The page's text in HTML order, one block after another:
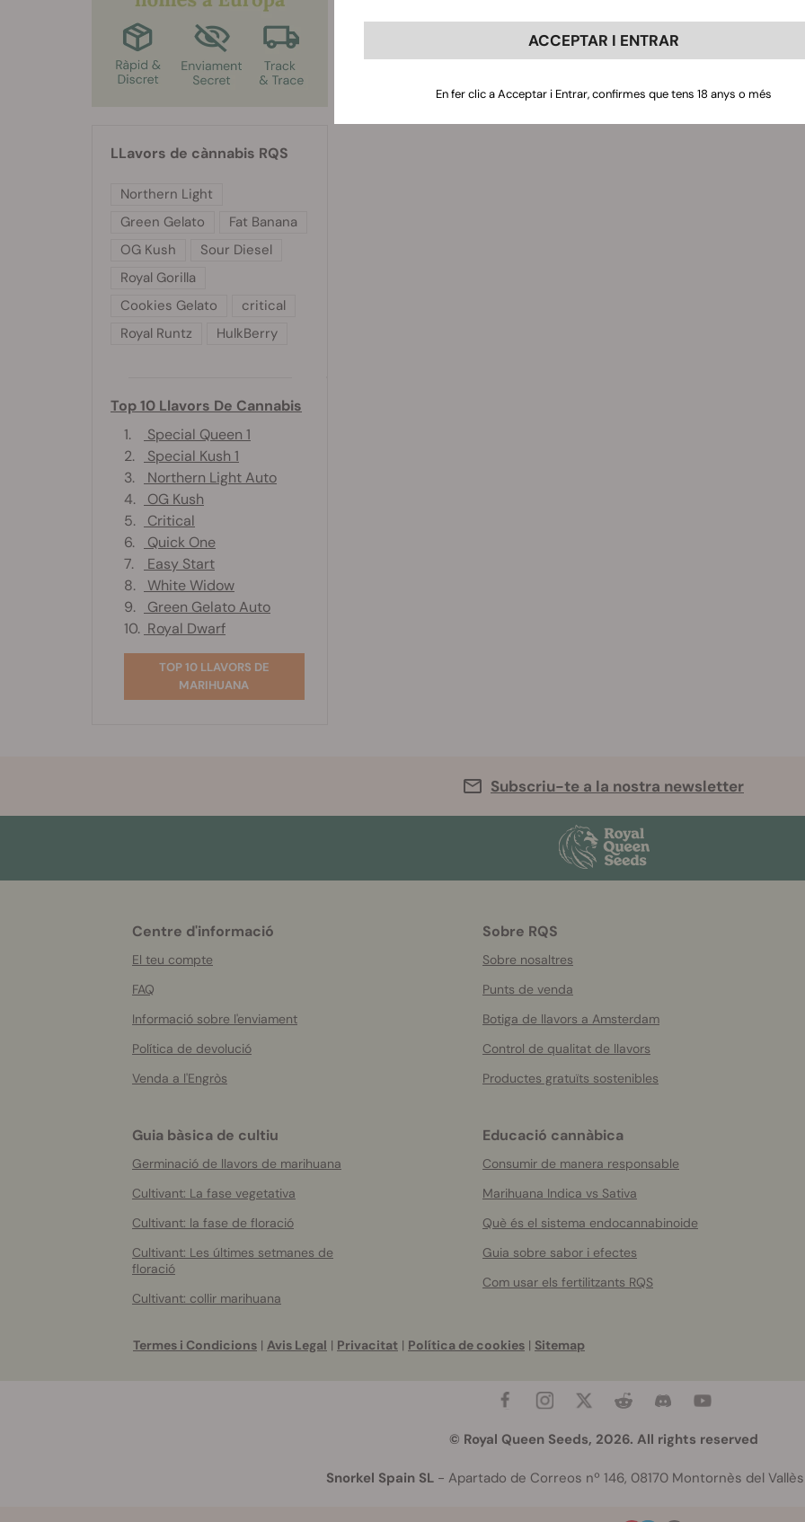
LLavors de cànnabis RQS
Northern Light
Green Gelato
Fat Banana
OG Kush
Sour Diesel
Royal Gorilla
Cookies Gelato
critical
Royal Runtz
HulkBerry
Top 10 Llavors De Cannabis
1.
Special Queen 1
2.
Special Kush 1
3.
Northern Light Auto
4.
OG Kush
5.
Critical
6.
Quick One
7.
Easy Start
8.
White Widow
9.
Green Gelato Auto
10. Royal Dwarf
TOP 10 LLAVORS DE
MARIHUANA
Subscriu-te a la nostra newsletter
Centre d'informació
El teu compte
FAQ
Informació sobre l'enviament
Política de devolució
Venda a l'Engròs
Sobre RQS
Sobre nosaltres
Punts de venda
Botiga de llavors a Amsterdam
Control de qualitat de llavors
Productes gratuïts sostenibles
Guia bàsica de cultiu
Germinació de llavors de marihuana
Cultivant: La fase vegetativa
Cultivant: la fase de floració
Cultivant: Les últimes setmanes de
floració
Cultivant: collir marihuana
Educació cannàbica
Consumir de manera responsable
Marihuana Indica vs Sativa
Què és el sistema endocannabinoide
Guia sobre sabor i efectes
Com usar els fertilitzants RQS
Termes i Condicions | Avis Legal | Privacitat | Política de cookies | Sitemap
© Royal Queen Seeds, 2026. All rights reserved
Snorkel Spain SL - Apartado de Correos nº 146, 08170 Montornès del
ACCEPTAR I ENTRAR
En fer clic a Acceptar i Entrar, confirmes que tens 18 anys o més